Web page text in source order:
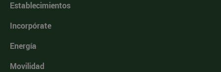
Establecimientos
Incorpórate
Energía
Movilidad